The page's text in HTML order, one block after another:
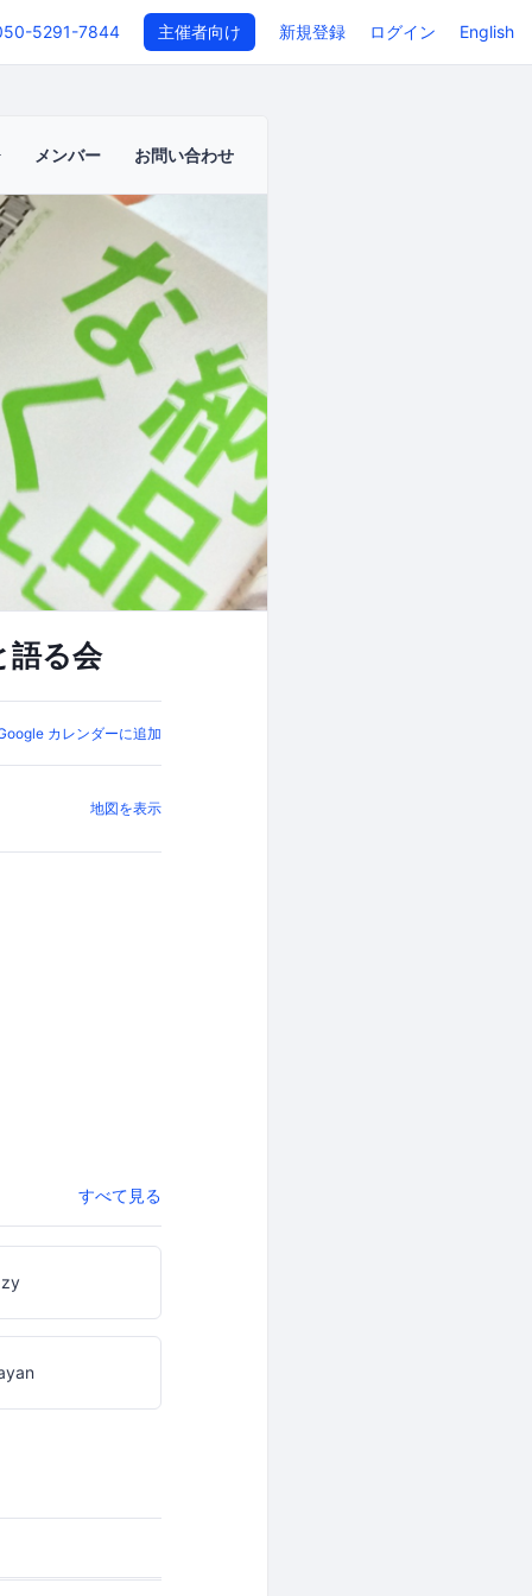
5291-7844 主催者向け 新規登録 ログイン English
メンバー お問い合わせ
語る会
カレンダーに追加
地図を表示
すべて見る